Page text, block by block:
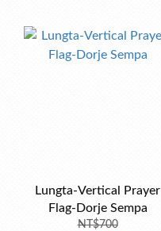
Lungta-Vertical Prayer
Flag-Dorje Sempa
NT$700